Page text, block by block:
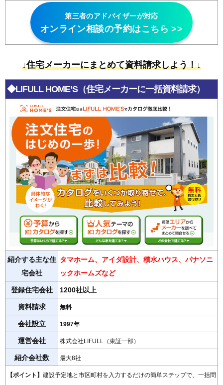
第三者のアドバイザーが対応
オンライン相談の予約はこちら >>
↓住宅メーカーにまとめて資料請求しよう！↓
◆LIFULL HOME’S（住宅メーカーに一括資料請求）
紹介する主な住
宅会社
タマホーム、アイダ設計、積水ハウス、パナソニ
ックホームズなど
登録住宅会社 1200社以上
資料請求 無料
会社設立 1997年
運営会社 株式会社LIFULL（東証一部）
紹介会社数 最大8社
【ポイント】 建設予定地と市区町村を入力するだけの簡単ステップで、一括問